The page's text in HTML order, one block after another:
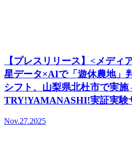
【プレスリリース】<メディ
星データ×AIで「遊休農地」
シフト、山梨県北杜市で実
TRY!YAMANASHI!実証実
Nov.27.2025